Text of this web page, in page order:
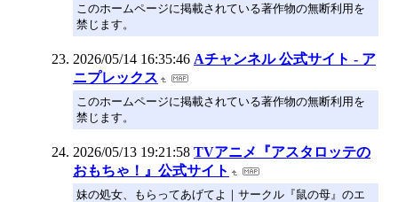
このホームページに掲載されている著作物の無断利用を
禁じます。
2026/05/14 16:35:46 Aチャンネル 公式サイト - ア
ニプレックス
このホームページに掲載されている著作物の無断利用を
禁じます。
2026/05/13 19:21:58 TVアニメ『アスタロッテの
おもちゃ！』公式サイト
妹の処女、もらってあげてよ｜サークル『鼠の母』のエ